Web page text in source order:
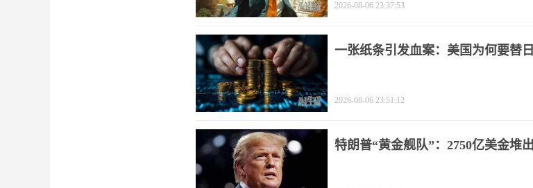
2026-08-06 23:37:53
一张纸条引发血案：美国为何要替日
2026-08-06 23:51:12
特朗普“黄金舰队”：2750亿美金堆